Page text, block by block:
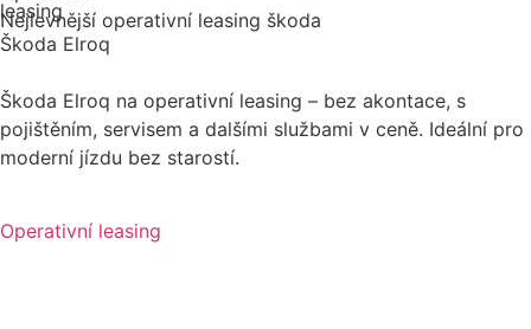
leasing
Nejlevnější operativní leasing škoda
Škoda Elroq
Škoda Elroq na operativní leasing – bez akontace, s
pojištěním, servisem a dalšími službami v ceně. Ideální pro
moderní jízdu bez starostí.
Operativní leasing